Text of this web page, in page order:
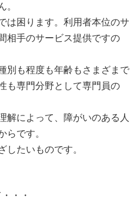
。
は困ります。利用者本位のサ
相手のサービス提供ですの
別も程度も年齢もさまざまで
も専門分野として専門員の
解によって、障がいのある人
らです。
たいものです。
・・